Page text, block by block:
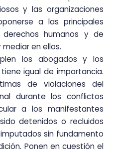
y las organizaciones
a las principales
humanos y de
en ellos.
los abogados y los
igual de importancia.
de violaciones del
durante los conflictos
a los manifestantes
detenidos o recluidos
sin fundamento
Ponen en cuestión el